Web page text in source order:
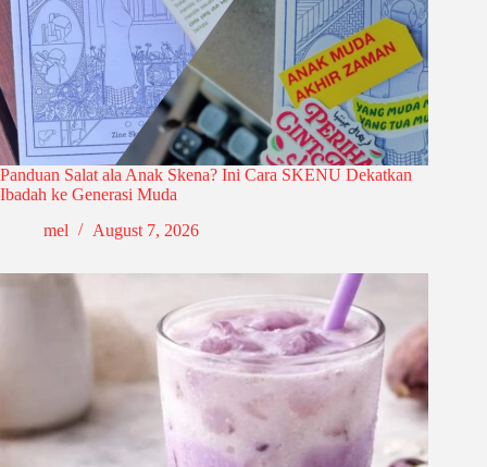
Panduan Salat ala Anak Skena? Ini Cara SKENU Dekatkan
Ibadah ke Generasi Muda
mel
August 7, 2026